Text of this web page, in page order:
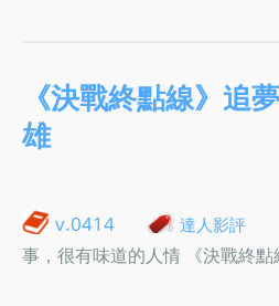
《決戰終點線》追
雄
v.0414 達人影評
事，很有味道的人情 《決戰終點